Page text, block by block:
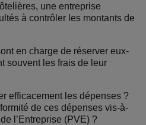
une entreprise
à contrôler les montants de
en charge de réserver eux-
souvent les frais de leur
efficacement les dépenses ?
de ces dépenses vis-à-
l’Entreprise (PVE) ?